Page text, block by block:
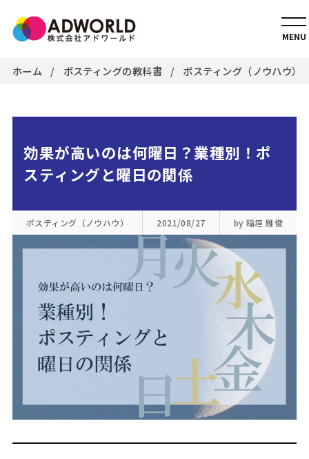
MENU
ホーム ポスティングの教科書 ポスティング（ノウハウ）
効果が高いのは何曜日？業種別！ポ
スティングと曜日の関係
ポスティング（ノウハウ） 2021/08/27 by 稲垣 雅俊